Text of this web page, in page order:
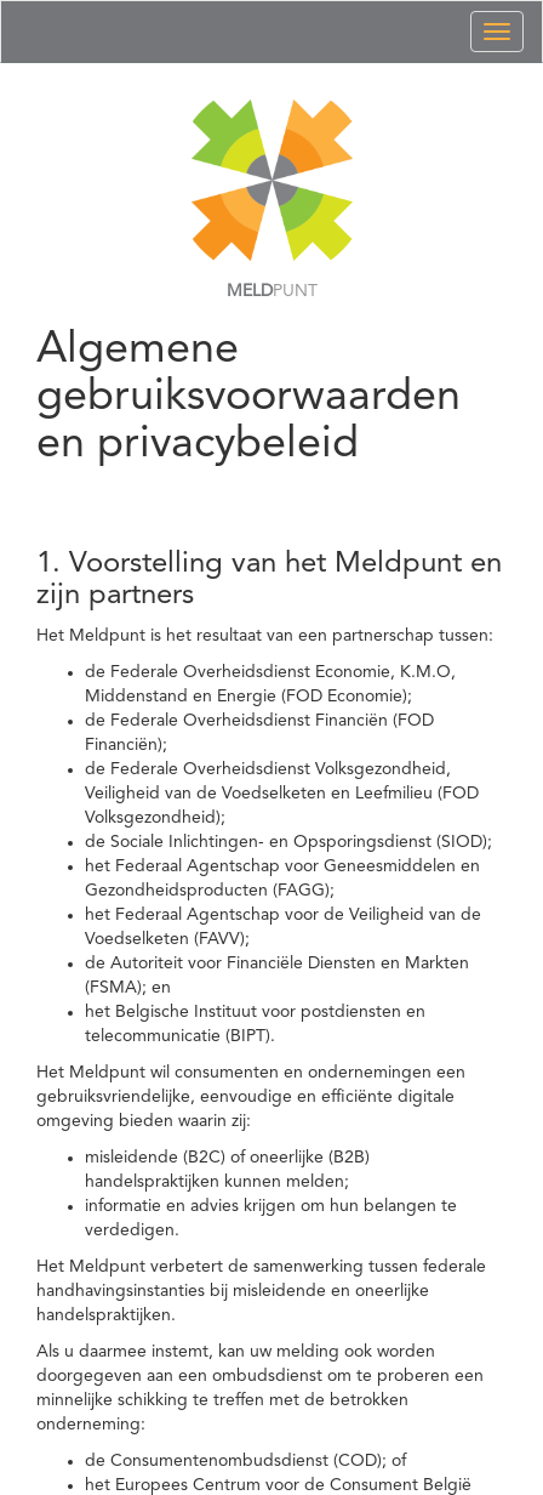
MELDPUNT
Algemene
gebruiksvoorwaarden
en privacybeleid
1. Voorstelling van het Meldpunt en
zijn partners
Het Meldpunt is het resultaat van een partnerschap tussen:
de Federale Overheidsdienst Economie, K.M.O,
Middenstand en Energie (FOD Economie);
de Federale Overheidsdienst Financiën (FOD
Financiën);
de Federale Overheidsdienst Volksgezondheid,
Veiligheid van de Voedselketen en Leefmilieu (FOD
Volksgezondheid);
de Sociale Inlichtingen- en Opsporingsdienst (SIOD);
het Federaal Agentschap voor Geneesmiddelen en
Gezondheidsproducten (FAGG);
het Federaal Agentschap voor de Veiligheid van de
Voedselketen (FAVV);
de Autoriteit voor Financiële Diensten en Markten
(FSMA); en
het Belgische Instituut voor postdiensten en
telecommunicatie (BIPT).
Het Meldpunt wil consumenten en ondernemingen een
gebruiksvriendelijke, eenvoudige en efficiënte digitale
omgeving bieden waarin zij:
misleidende (B2C) of oneerlijke (B2B)
handelspraktijken kunnen melden;
informatie en advies krijgen om hun belangen te
verdedigen.
Het Meldpunt verbetert de samenwerking tussen federale
handhavingsinstanties bij misleidende en oneerlijke
handelspraktijken.
Als u daarmee instemt, kan uw melding ook worden
doorgegeven aan een ombudsdienst om te proberen een
minnelijke schikking te treffen met de betrokken
onderneming:
de Consumentenombudsdienst (COD); of
het Europees Centrum voor de Consument België